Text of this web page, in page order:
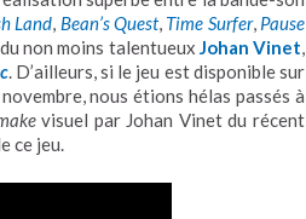
Land, Bean’s Quest, Time Surfer, Pause
non moins talentueux Johan Vinet,
. D’ailleurs, si le jeu est disponible sur
nous étions hélas passés à
visuel par Johan Vinet du récent
ce jeu.